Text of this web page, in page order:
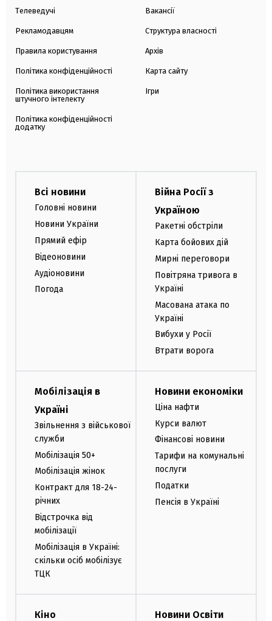
Телеведучі
Рекламодавцям
Правила користування
Політика конфіденційності
Політика використання
штучного інтелекту
Політика конфіденційності
додатку
Вакансії
Структура власності
Архів
Карта сайту
Ігри
Всі новини
Головні новини
Новини України
Прямий ефір
Відеоновини
Аудіоновини
Погода
Війна Росії з
Україною
Ракетні обстріли
Карта бойових дій
Мирні переговори
Повітряна тривога в
Україні
Масована атака по
Україні
Вибухи у Росії
Втрати ворога
Мобілізація в
Україні
Звільнення з військової
служби
Мобілізація 50+
Мобілізація жінок
Контракт для 18-24-
річних
Відстрочка від
мобілізації
Мобілізація в Україні:
скільки осіб мобілізує
ТЦК
Новини економіки
Ціна нафти
Курси валют
Фінансові новини
Тарифи на комунальні
послуги
Податки
Пенсія в Україні
Кіно Новини Освіти